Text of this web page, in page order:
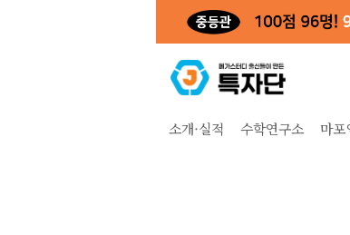
소개·실적 수학연구소 마포